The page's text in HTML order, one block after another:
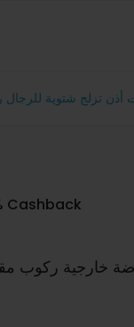
أذن تزلج شتوية
Cashback
خارجية ركوب